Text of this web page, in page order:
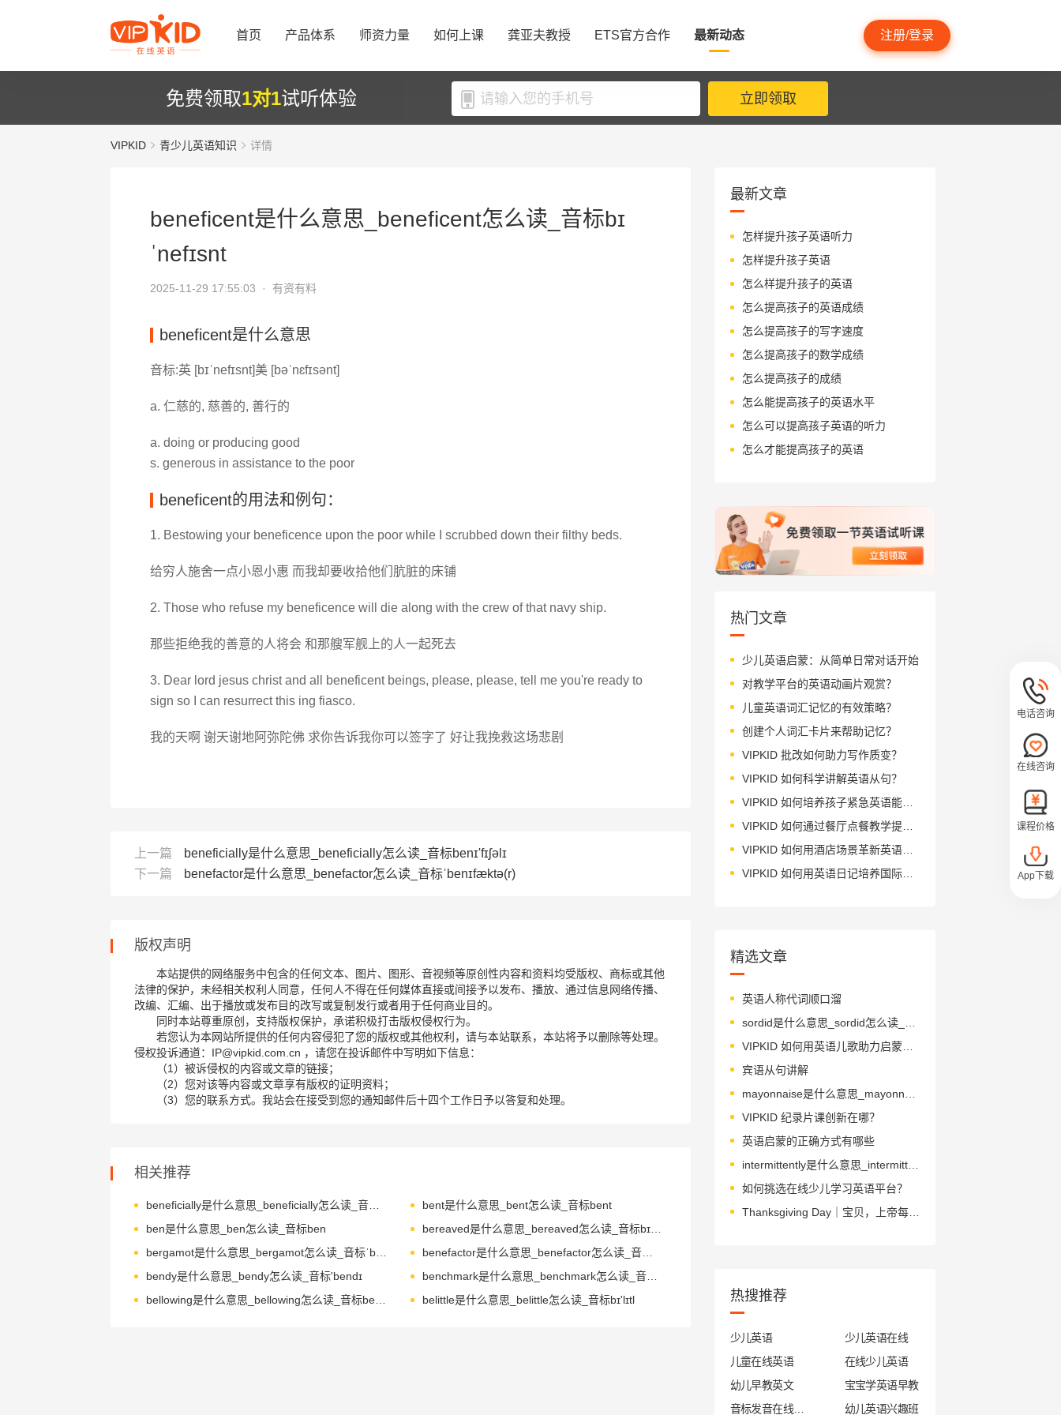
首页 产品体系 师资力量 如何上课 龚亚夫教授 ETS官方合作 最新动态 注册/登录
免费领取1对1试听体验 立即领取
VIPKID 青少儿英语知识 详情
beneficent是什么意思_beneficent怎么读_音标bɪ
ˈnefɪsnt
2025-11-29 17:55:03 · 有资有料
beneficent是什么意思
音标:英 [bɪˈnefɪsnt]美 [bəˈnɛfɪsənt]
a. 仁慈的, 慈善的, 善行的
a. doing or producing good
s. generous in assistance to the poor
beneficent的用法和例句：
1. Bestowing your beneficence upon the poor while I scrubbed down their filthy beds.
给穷人施舍一点小恩小惠 而我却要收拾他们肮脏的床铺
2. Those who refuse my beneficence will die along with the crew of that navy ship.
那些拒绝我的善意的人将会 和那艘军舰上的人一起死去
3. Dear lord jesus christ and all beneficent beings, please, please, tell me you're ready to
sign so I can resurrect this ing fiasco.
我的天啊 谢天谢地阿弥陀佛 求你告诉我你可以签字了 好让我挽救这场悲剧
上一篇
beneficially是什么意思_beneficially怎么读_音标benɪ'fɪʃəlɪ
下一篇
benefactor是什么意思_benefactor怎么读_音标ˈbenɪfæktə(r)
版权声明
本站提供的网络服务中包含的任何文本、图片、图形、音视频等原创性内容和资料均受版权、商标或其他
法律的保护，未经相关权利人同意，任何人不得在任何媒体直接或间接予以发布、播放、通过信息网络传播、
改编、汇编、出于播放或发布目的改写或复制发行或者用于任何商业目的。
同时本站尊重原创，支持版权保护，承诺积极打击版权侵权行为。
若您认为本网站所提供的任何内容侵犯了您的版权或其他权利，请与本站联系，本站将予以删除等处理。
侵权投诉通道：IP@vipkid.com.cn ，请您在投诉邮件中写明如下信息：
（1）被诉侵权的内容或文章的链接；
（2）您对该等内容或文章享有版权的证明资料；
（3）您的联系方式。我站会在接受到您的通知邮件后十四个工作日予以答复和处理。
相关推荐
beneficially是什么意思_beneficially怎么读_音标benɪ'fɪʃəlɪ
bent是什么意思_bent怎么读_音标bent
ben是什么意思_ben怎么读_音标ben
bereaved是什么意思_bereaved怎么读_音标bɪˈri-vd
bergamot是什么意思_bergamot怎么读_音标ˈbɜ-ɡəmɒt
benefactor是什么意思_benefactor怎么读_音标ˈbenɪfæktə(r)
bendy是什么意思_bendy怎么读_音标'bendɪ
benchmark是什么意思_benchmark怎么读_音标'bentʃmɑ-k
bellowing是什么意思_bellowing怎么读_音标beˈləuɪŋ
belittle是什么意思_belittle怎么读_音标bɪ'lɪtl
最新文章
怎样提升孩子英语听力
怎样提升孩子英语
怎么样提升孩子的英语
怎么提高孩子的英语成绩
怎么提高孩子的写字速度
怎么提高孩子的数学成绩
怎么提高孩子的成绩
怎么能提高孩子的英语水平
怎么可以提高孩子英语的听力
怎么才能提高孩子的英语
热门文章
少儿英语启蒙：从简单日常对话开始
对教学平台的英语动画片观赏？
儿童英语词汇记忆的有效策略？
创建个人词汇卡片来帮助记忆？
VIPKID 批改如何助力写作质变？
VIPKID 如何科学讲解英语从句？
VIPKID 如何培养孩子紧急英语能力？
VIPKID 如何通过餐厅点餐教学提升少儿英语应用能力？
VIPKID 如何用酒店场景革新英语教学？
VIPKID 如何用英语日记培养国际化人才？
精选文章
英语人称代词顺口溜
VIPKID 如何用英语儿歌助力启蒙教育？
宾语从句讲解
VIPKID 纪录片课创新在哪？
英语启蒙的正确方式有哪些
intermittently是什么意思_intermittently怎么读_音标ˌɪntə'mɪtəntlɪ
如何挑选在线少儿学习英语平台？
Thanksgiving Day｜宝贝，上帝每天给了你86400秒的时间当礼物，你可曾用过其中一秒说“谢谢”？
热搜推荐
少儿英语
少儿英语在线
儿童在线英语
在线少儿英语
幼儿早教英文
宝宝学英语早教
幼儿英语兴趣班
电话咨询
在线咨询
课程价格
App下载